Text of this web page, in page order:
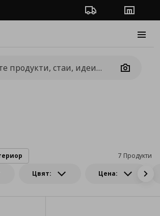
Проследяване на
Camera
Цвят: Цена:
7 Продукти